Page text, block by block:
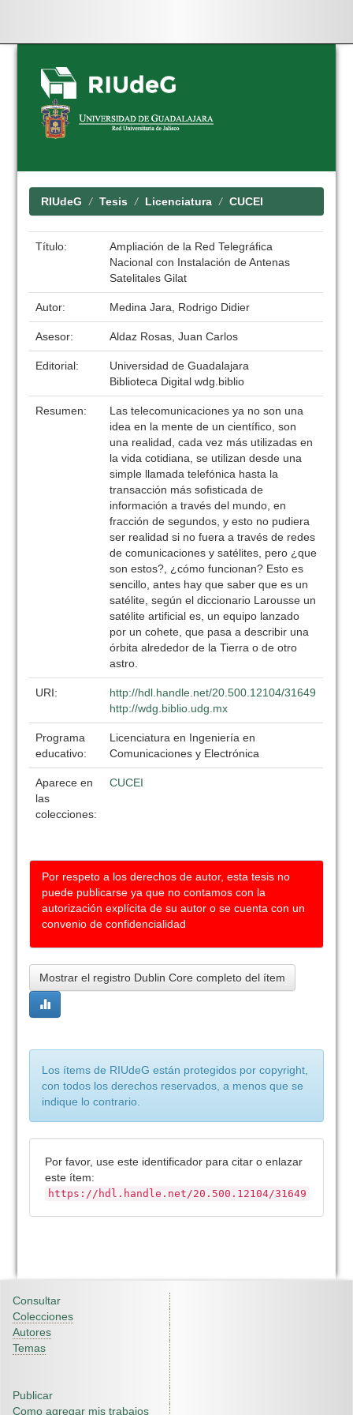
Skip
navigation
RIUdeG Tesis Licenciatura CUCEI
Título:
Ampliación de la Red Telegráfica
Nacional con Instalación de Antenas
Satelitales Gilat
Autor: Medina Jara, Rodrigo Didier
Asesor: Aldaz Rosas, Juan Carlos
Editorial:
Universidad de Guadalajara
Biblioteca Digital wdg.biblio
Resumen:
Las telecomunicaciones ya no son una
idea en la mente de un científico, son
una realidad, cada vez más utilizadas en
la vida cotidiana, se utilizan desde una
simple llamada telefónica hasta la
transacción más sofisticada de
información a través del mundo, en
fracción de segundos, y esto no pudiera
ser realidad si no fuera a través de redes
de comunicaciones y satélites, pero ¿que
son estos?, ¿cómo funcionan? Esto es
sencillo, antes hay que saber que es un
satélite, según el diccionario Larousse un
satélite artificial es, un equipo lanzado
por un cohete, que pasa a describir una
órbita alrededor de la Tierra o de otro
astro.
URI:
http://hdl.handle.net/20.500.12104/31649
http://wdg.biblio.udg.mx
Programa
educativo:
Licenciatura en Ingeniería en
Comunicaciones y Electrónica
Aparece en
las
colecciones:
CUCEI
Por respeto a los derechos de autor, esta tesis no
puede publicarse ya que no contamos con la
autorización explícita de su autor o se cuenta con un
convenio de confidencialidad
Mostrar el registro Dublin Core completo del ítem
Los ítems de RIUdeG están protegidos por copyright,
con todos los derechos reservados, a menos que se
indique lo contrario.
Por favor, use este identificador para citar o enlazar
este ítem:
https://hdl.handle.net/20.500.12104/31649
Consultar
Colecciones
Autores
Temas
Publicar
Como agregar mis trabajos